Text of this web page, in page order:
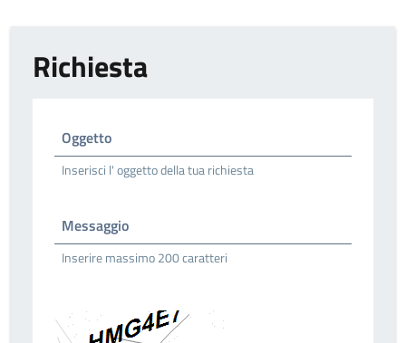
Richiesta
Oggetto
Inserisci l' oggetto della tua richiesta
Messaggio
Inserire massimo 200 caratteri